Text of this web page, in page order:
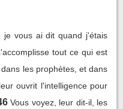
je vous ai dit quand j'étais
tout ce qui est
les prophètes, et dans
ouvrit l'intelligence pour
Vous voyez, leur dit-il, les